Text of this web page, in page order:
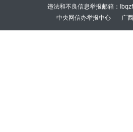
违法和不良信息举报邮箱：
中央网信办举报中心
广